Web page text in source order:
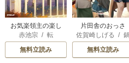
お気楽領主の楽し
い領地防衛
赤池宗/ 転
無料立読み
片田舎のおっさ
ん、剣聖になる
～ただの田舎の剣
術師範だったの
佐賀崎しげる /
島テツヒロ
無料立読み